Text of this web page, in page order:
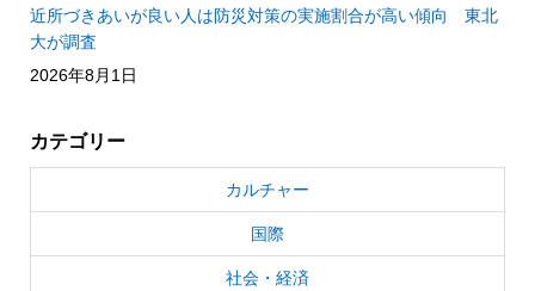
近所づきあいが良い人は防災対策の実施割合が高い傾向 東北
大が調査
2026年8月1日
カテゴリー
カルチャー
国際
社会・経済